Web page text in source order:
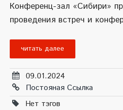
Конференц-зал «Сибири»
проведения встреч и
читать далее
09.01.2024
Постояная Ссылка
Нет тэгов